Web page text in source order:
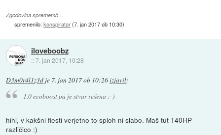
Zgodovina sprememb…
spremenilo:konspirator(7. jan 2017 ob 10:30)
iloveboobz
::7. jan 2017, 10:28
D3m0r4l1z3d je 7. jan 2017 ob 10:26izjavil:
1.0 ecoboost pa je stvar rešena :-)
hihi, v kakšni fiesti verjetno to sploh ni slabo. Maš tut 140HP
različico :)